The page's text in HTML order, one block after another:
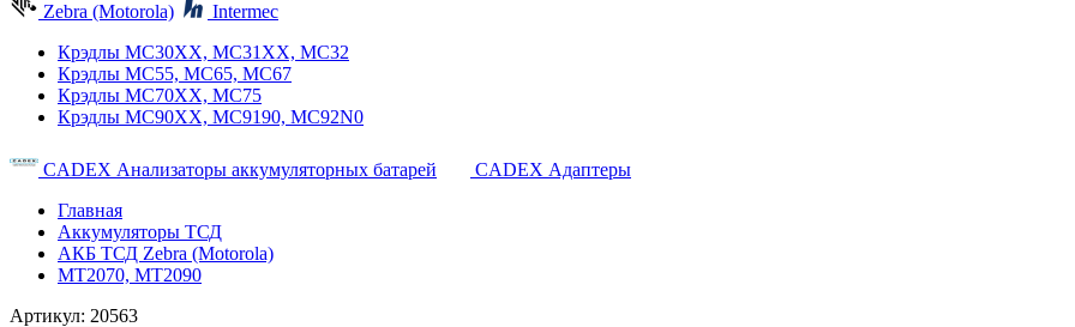
Zebra (Motorola)
Intermec
Крэдлы MC30XX, MC31XX, MC32
Крэдлы MC55, MC65, MC67
Крэдлы MC70XX, MC75
Крэдлы MC90XX, MC9190, MC92N0
CADEX Анализаторы аккумуляторных батарей
CADEX Адаптеры
Главная
Аккумуляторы ТСД
АКБ ТСД Zebra (Motorola)
MT2070, MT2090
Артикул: 20563